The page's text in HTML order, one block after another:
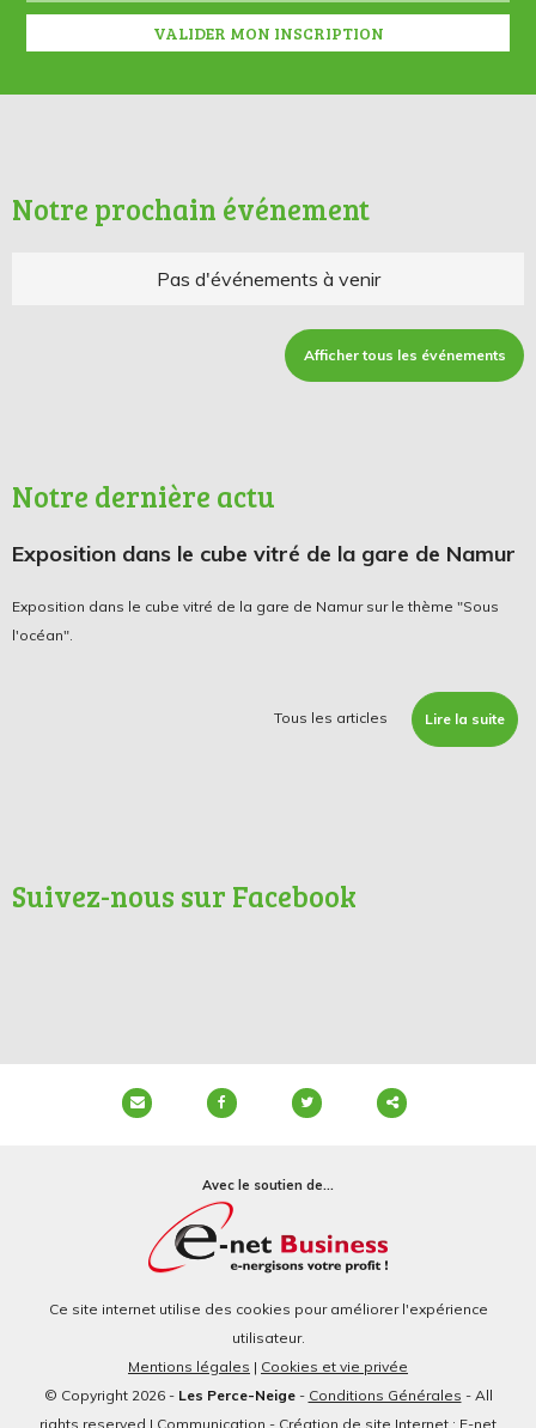
Notre prochain événement
Pas d'événements à venir
Afficher tous les événements
Notre dernière actu
Exposition dans le cube vitré de la gare de Namur
Exposition dans le cube vitré de la gare de Namur sur le thème "Sous
l'océan".
Tous les articles Lire la suite
Suivez-nous sur Facebook
Avec le soutien de...
Ce site internet utilise des cookies pour améliorer l'expérience
utilisateur.
Mentions légales | Cookies et vie privée
© Copyright 2026 - Les Perce-Neige- Conditions Générales - All
rights reserved | Communication - Création de site Internet : E-net